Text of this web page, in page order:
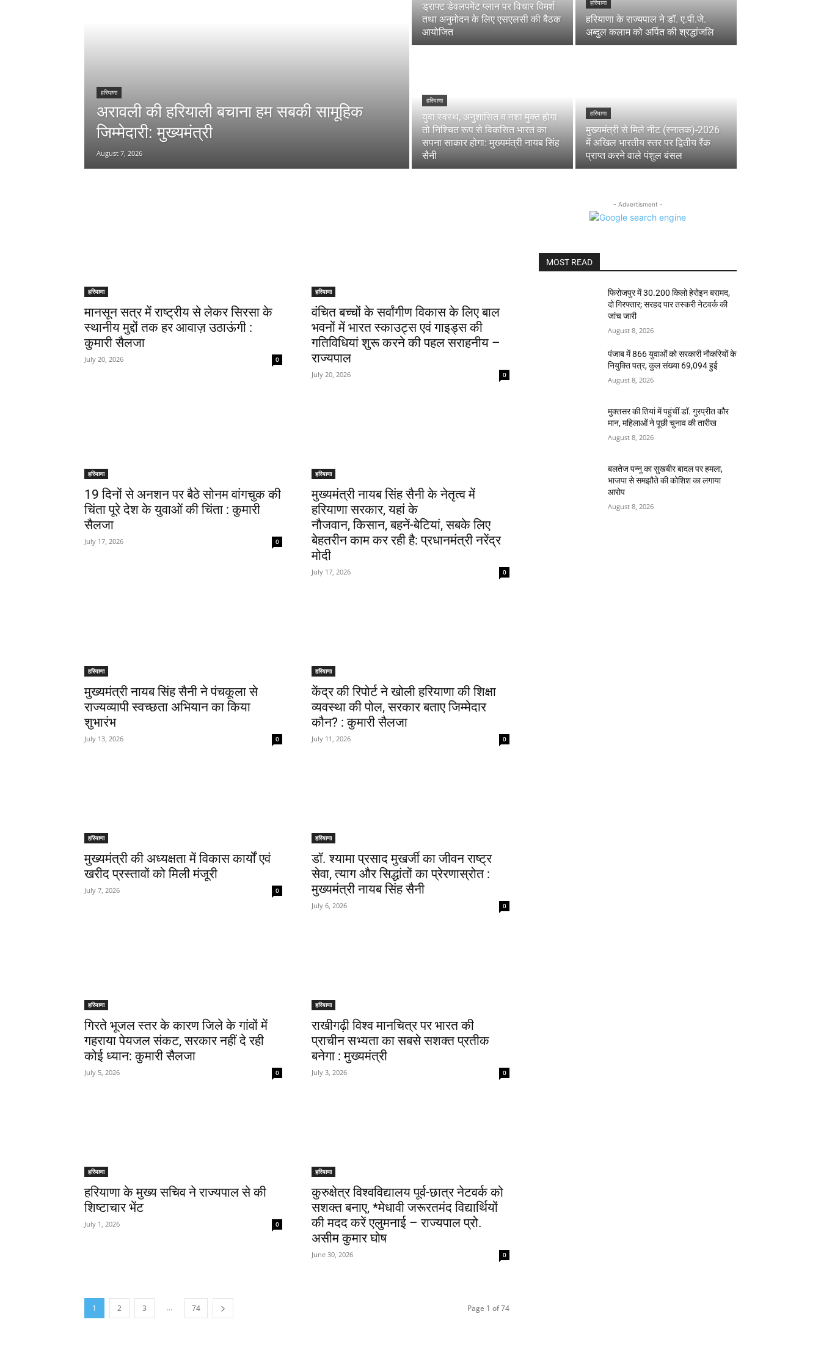
हरियाणा
अरावली की हरियाली बचाना हम सबकी सामूहिक
जिम्मेदारी: मुख्यमंत्री
August 7, 2026
ड्राफ्ट डेवलपमेंट प्लान पर विचार विमर्श
तथा अनुमोदन के लिए एसएलसी की बैठक
आयोजित
हरियाणा
हरियाणा के राज्यपाल ने डॉ. ए.पी.जे.
अब्दुल कलाम को अर्पित की श्रद्धांजलि
हरियाणा
युवा स्वस्थ, अनुशासित व नशा मुक्त होगा
तो निश्चित रूप से विकसित भारत का
सपना साकार होगा: मुख्यमंत्री नायब सिंह
सैनी
हरियाणा
मुख्यमंत्री से मिले नीट (स्नातक)-2026
में अखिल भारतीय स्तर पर द्वितीय रैंक
प्राप्त करने वाले पंशुल बंसल
हरियाणा
मानसून सत्र में राष्ट्रीय से लेकर सिरसा के
स्थानीय मुद्दों तक हर आवाज़ उठाऊंगी :
कुमारी सैलजा
July 20, 2026 0
हरियाणा
वंचित बच्चों के सर्वांगीण विकास के लिए बाल
भवनों में भारत स्काउट्स एवं गाइड्स की
गतिविधियां शुरू करने की पहल सराहनीय –
राज्यपाल
July 20, 2026 0
हरियाणा
19 दिनों से अनशन पर बैठे सोनम वांगचुक की
चिंता पूरे देश के युवाओं की चिंता : कुमारी
सैलजा
July 17, 2026 0
हरियाणा
मुख्यमंत्री नायब सिंह सैनी के नेतृत्व में
हरियाणा सरकार, यहां के
नौजवान, किसान, बहनें-बेटियां, सबके लिए
बेहतरीन काम कर रही है: प्रधानमंत्री नरेंद्र
मोदी
July 17, 2026 0
हरियाणा
मुख्यमंत्री नायब सिंह सैनी ने पंचकूला से
राज्यव्यापी स्वच्छता अभियान का किया
शुभारंभ
July 13, 2026 0
हरियाणा
केंद्र की रिपोर्ट ने खोली हरियाणा की शिक्षा
व्यवस्था की पोल, सरकार बताए जिम्मेदार
कौन? : कुमारी सैलजा
July 11, 2026 0
हरियाणा
मुख्यमंत्री की अध्यक्षता में विकास कार्यों एवं
खरीद प्रस्तावों को मिली मंजूरी
July 7, 2026 0
हरियाणा
डॉ. श्यामा प्रसाद मुखर्जी का जीवन राष्ट्र
सेवा, त्याग और सिद्धांतों का प्रेरणास्रोत :
मुख्यमंत्री नायब सिंह सैनी
July 6, 2026 0
हरियाणा
गिरते भूजल स्तर के कारण जिले के गांवों में
गहराया पेयजल संकट, सरकार नहीं दे रही
कोई ध्यान: कुमारी सैलजा
July 5, 2026 0
हरियाणा
राखीगढ़ी विश्व मानचित्र पर भारत की
प्राचीन सभ्यता का सबसे सशक्त प्रतीक
बनेगा : मुख्यमंत्री
July 3, 2026 0
हरियाणा
हरियाणा के मुख्य सचिव ने राज्यपाल से की
शिष्टाचार भेंट
July 1, 2026 0
हरियाणा
कुरुक्षेत्र विश्वविद्यालय पूर्व-छात्र नेटवर्क को
सशक्त बनाए, *मेधावी जरूरतमंद विद्यार्थियों
की मदद करें एलुमनाई – राज्यपाल प्रो.
असीम कुमार घोष
June 30, 2026 0
1 2 3 ... 74 Page 1 of 74
- Advertisment -
MOST READ
फिरोजपुर में 30.200 किलो हेरोइन बरामद,
दो गिरफ्तार; सरहद पार तस्करी नेटवर्क की
जांच जारी
August 8, 2026
पंजाब में 866 युवाओं को सरकारी नौकरियों के
नियुक्ति पत्र, कुल संख्या 69,094 हुई
August 8, 2026
मुक्तसर की तियां में पहुंचीं डॉ. गुरप्रीत कौर
मान, महिलाओं ने पूछी चुनाव की तारीख
August 8, 2026
बलतेज पन्नू का सुखबीर बादल पर हमला,
भाजपा से समझौते की कोशिश का लगाया
आरोप
August 8, 2026